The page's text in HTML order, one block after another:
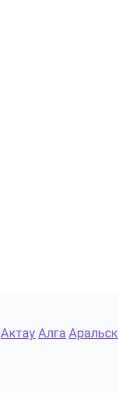
Актау Алга Аральск